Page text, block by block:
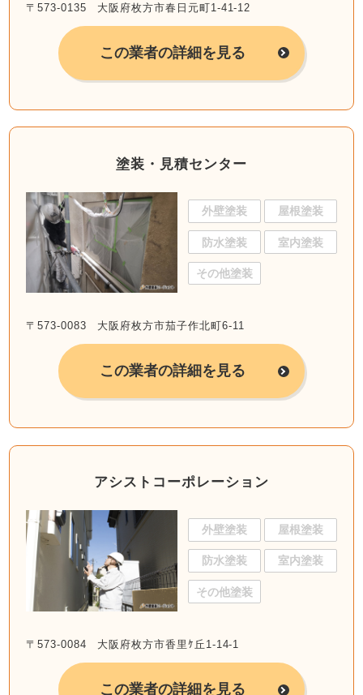
〒573-0135 大阪府枚方市春日元町1-41-12
この業者の詳細を見る
塗装・見積センター
外壁塗装 屋根塗装
防水塗装 室内塗装
その他塗装
〒573-0083 大阪府枚方市茄子作北町6-11
この業者の詳細を見る
アシストコーポレーション
外壁塗装 屋根塗装
防水塗装 室内塗装
その他塗装
〒573-0084 大阪府枚方市香里ｹ丘1-14-1
この業者の詳細を見る